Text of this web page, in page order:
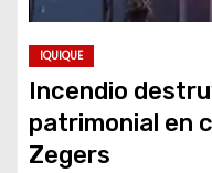
IQUIQUE
Incendio
patrimonial en
Zegers